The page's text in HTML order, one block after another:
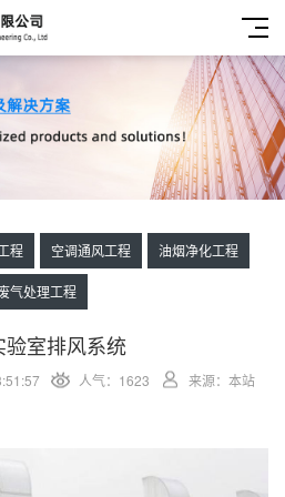
程 空调通风工程 油烟净化工程
气处理工程
验室排风系统
人气：1623 来源：本站